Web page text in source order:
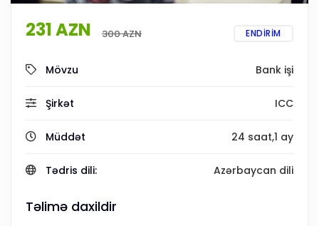
231 AZN 300 AZN ENDİRİM
Mövzu Bank işi
Şirkət ICC
Müddət 24 saat,1 ay
Tədris dili: Azərbaycan dili
Təlimə daxildir